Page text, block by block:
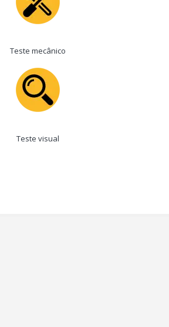
Teste mecânico
Teste visual